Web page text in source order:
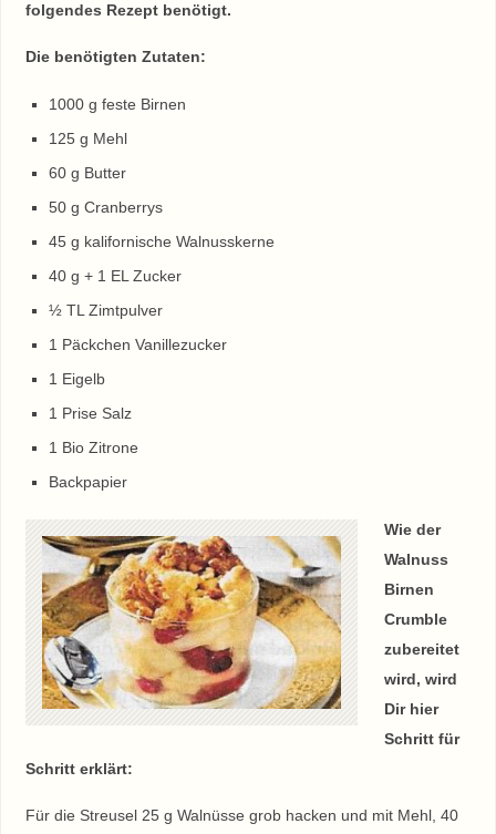
folgendes Rezept benötigt.
Die benötigten Zutaten:
1000 g feste Birnen
125 g Mehl
60 g Butter
50 g Cranberrys
45 g kalifornische Walnusskerne
40 g + 1 EL Zucker
½ TL Zimtpulver
1 Päckchen Vanillezucker
1 Eigelb
1 Prise Salz
1 Bio Zitrone
Backpapier
Wie der
Walnuss
Birnen
Crumble
zubereitet
wird, wird
Dir hier
Schritt für
Schritt erklärt:
Für die Streusel 25 g Walnüsse grob hacken und mit Mehl, 40